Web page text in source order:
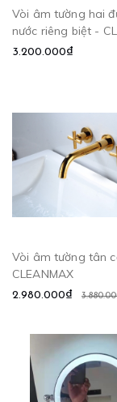
Vòi âm tường hai
nước riêng biệt -
3.200.000₫
Vòi âm tường tân
CLEANMAX
2.980.000₫